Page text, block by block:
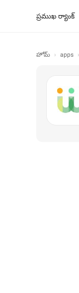
ప్రముఖ ర్యాంక్
హోమ్ › apps ›